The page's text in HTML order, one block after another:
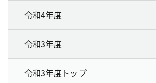
令和4年度
令和3年度
令和3年度トップ